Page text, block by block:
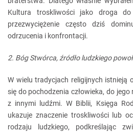
Kultura troskliwości jako droga
przezwyciężenie często dziś
odrzucenia i konfrontacji.
2. Bóg Stwórca, źródło ludzkiego
W wielu tradycjach religijnych istnieją
się do pochodzenia człowieka, do
z innymi ludźmi. W Biblii, Księga
ukazuje znaczenie troskliwości lub
rodzaju ludzkiego, podkreślając